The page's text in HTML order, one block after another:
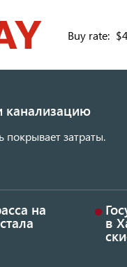
Buy rate:
канализацию
покрывает затраты.
на
в